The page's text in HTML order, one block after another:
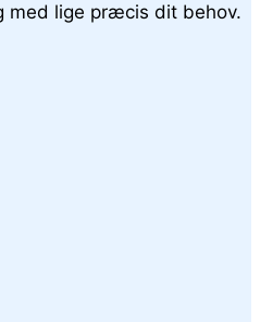
med lige præcis dit behov.